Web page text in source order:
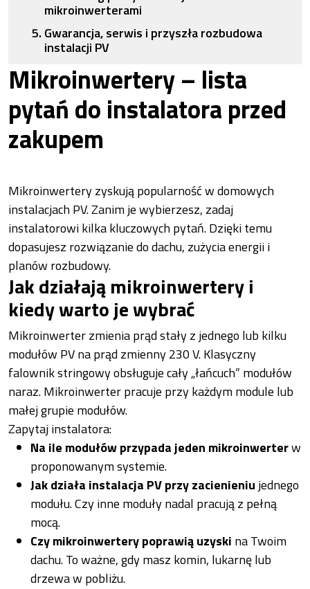
mikroinwerterami
Gwarancja, serwis i przyszła rozbudowa
instalacji PV
Mikroinwertery – lista
pytań do instalatora przed
zakupem
Mikroinwertery zyskują popularność w domowych
instalacjach PV. Zanim je wybierzesz, zadaj
instalatorowi kilka kluczowych pytań. Dzięki temu
dopasujesz rozwiązanie do dachu, zużycia energii i
planów rozbudowy.
Jak działają mikroinwertery i
kiedy warto je wybrać
Mikroinwerter zmienia prąd stały z jednego lub kilku
modułów PV na prąd zmienny 230 V. Klasyczny
falownik stringowy obsługuje cały „łańcuch” modułów
naraz. Mikroinwerter pracuje przy każdym module lub
małej grupie modułów.
Zapytaj instalatora:
Na ile modułów przypada jeden mikroinwerterw
proponowanym systemie.
Jak działa instalacja PV przy zacienieniu jednego
modułu. Czy inne moduły nadal pracują z pełną
mocą.
Czy mikroinwertery poprawią uzyski na Twoim
dachu. To ważne, gdy masz komin, lukarnę lub
drzewa w pobliżu.